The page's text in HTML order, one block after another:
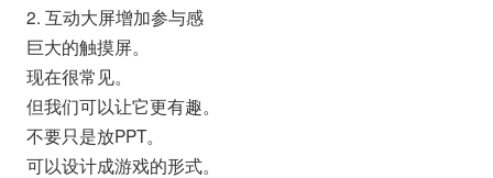
2. 互动大屏增加参与感
巨大的触摸屏。
现在很常见。
但我们可以让它更有趣。
不要只是放PPT。
可以设计成游戏的形式。